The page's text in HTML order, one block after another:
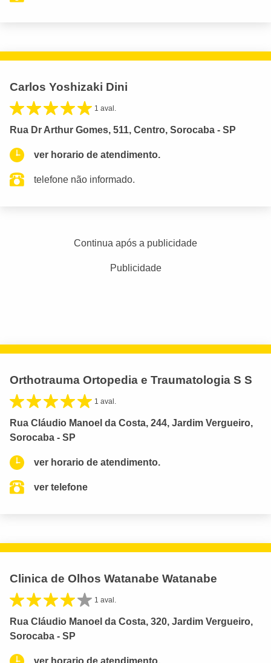
Carlos Yoshizaki Dini
1 aval.
Rua Dr Arthur Gomes, 511, Centro, Sorocaba - SP
ver horario de atendimento.
telefone não informado.
Continua após a publicidade
Publicidade
Orthotrauma Ortopedia e Traumatologia S S
1 aval.
Rua Cláudio Manoel da Costa, 244, Jardim Vergueiro,
Sorocaba - SP
ver horario de atendimento.
ver telefone
Clinica de Olhos Watanabe Watanabe
1 aval.
Rua Cláudio Manoel da Costa, 320, Jardim Vergueiro,
Sorocaba - SP